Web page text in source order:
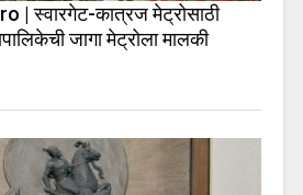
| स्वारगेट-कात्रज मेट्रोसाठी
जागा मेट्रोला मालकी